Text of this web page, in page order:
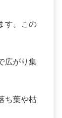
す。この
広がり集
ち葉や枯